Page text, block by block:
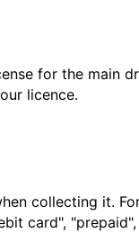
for the main
licence.
collecting it.
card",